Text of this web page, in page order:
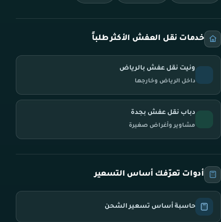
خدمات نقل العفش الأكثر طلباً
ونيت نقل عفش بالرياض
داخل الرياض وخارجها
دباب نقل عفش بجدة
مشاوير وأغراض صغيرة
أدوات تعرّفك أساس التسعير
حاسبة أساس تسعير الشحن